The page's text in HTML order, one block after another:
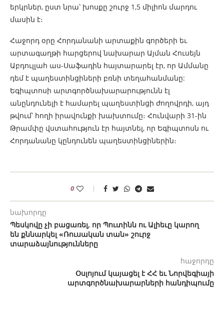
երկրներ, ըստ նրա՝ խոսքը շուրջ 1,5 միլիոն մարդու
մասին է։
Հաջորդ օրը Հորդանանի արտաքին գործերի եւ
արտագաղթի հարցերով նախարար Այման Հուսեյն
Աբդուլլահ աս-Սաֆադին հայտարարել էր, որ Ամմանը
դեմ է պաղեստինցիների բռնի տեղահանմանը:
Եգիպտոսի արտգործնախարարությունն էլ
անընդունելի է համարել պաղեստինցի ժողովրդի, այդ
թվում՝ հողի իրավունքի խախտումը։ Հունվարի 31-ին
Թրամփը վստահություն էր հայտնել, որ Եգիպտոսն ու
Հորդանանը կընդունեն պաղեստինցիներին։
0
նախորդը
Պեսկովը չի բացառել, որ Պուտինն ու Ալիեւը կարող
են քննարկել «Ռուսական տան» շուրջ
տարաձայնությունները
հաջորդը
Օսլոյում կայացել է ՀՀ եւ Նորվեգիայի
արտգործնախարարների հանդիպումը